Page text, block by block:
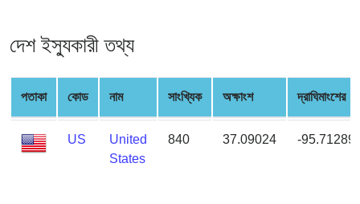
Credit
Card
Service
What
is
দেশ ইস্যুকারী তথ্য
পতাকা কোড নাম সাংখ্যিক অক্ষাংশ দ্রাঘিমাংশের
US
United
States
840 37.09024 -